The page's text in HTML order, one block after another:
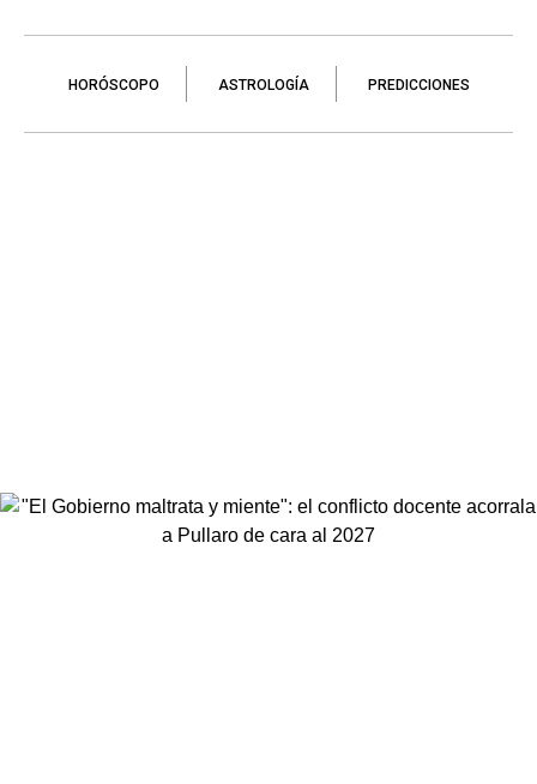
HORÓSCOPO ASTROLOGÍA PREDICCIONES